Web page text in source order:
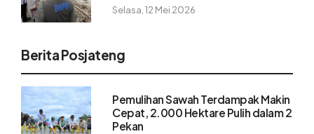
Selasa, 12 Mei 2026
Berita Posjateng
Pemulihan Sawah Terdampak Makin
Cepat, 2.000 Hektare Pulih dalam 2
Pekan